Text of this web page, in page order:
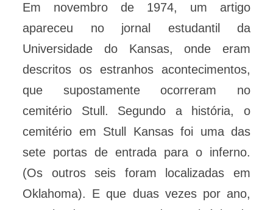
Em novembro de 1974, um artigo
apareceu no jornal estudantil da
Universidade do Kansas, onde eram
descritos os estranhos acontecimentos,
que supostamente ocorreram no
cemitério Stull. Segundo a história, o
cemitério em Stull Kansas foi uma das
sete portas de entrada para o inferno.
(Os outros seis foram localizadas em
Oklahoma). E que duas vezes por ano,